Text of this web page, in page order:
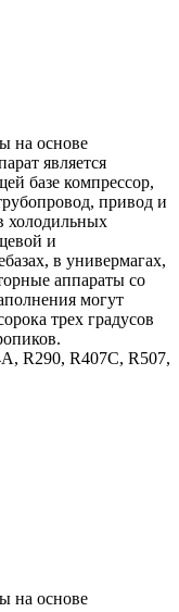
на основе
является
базе компрессор,
привод и
холодильных
и
в универмагах,
аппараты со
могут
трех градусов
R290, R407C, R507,
на основе